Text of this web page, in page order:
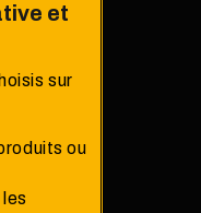
et
sur
ou